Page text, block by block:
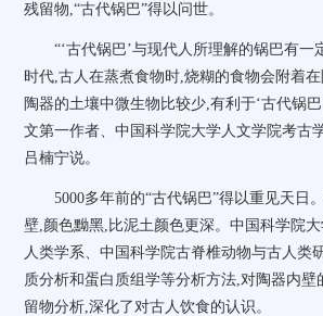
残留物,“古代锅巴”得以问世。
“‘古代锅巴’与现代人所理解的锅巴有一
时代,古人在蒸煮食物时,烧糊的食物会附着
陶器的土壤中微生物比较少,有利于‘古代锅
文第一作者、中国科学院大学人文学院考古
吕楠宁说。
5000多年前的“古代锅巴”得以重见天日
壁,颜色黝黑,比泥土颜色更深。中国科学院
人类学系、中国科学院古脊椎动物与古人类
质分析和蛋白质组学等分析方法,对陶器内壁
留物分析,深化了对古人饮食的认识。